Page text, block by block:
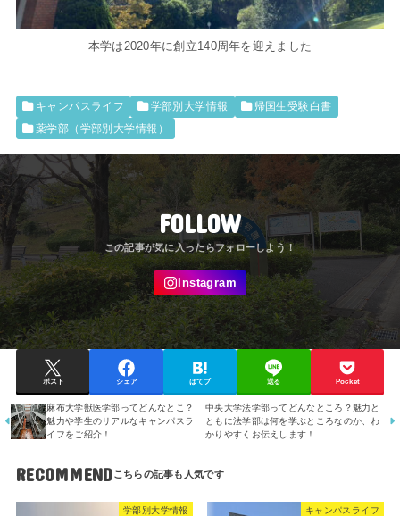
本学は2020年に創立140周年を迎えました
キャンパスライフ 学部別大学情報
帰国生受験白書
薬学部（学部別大学情報）
FOLLOW
ポスト シェア はてブ 送る Pocket
麻布大学獣医学部ってどんなとこ？
魅力や学生のリアルなキャンパスラ
イフをご紹介！
中央大学法学部ってどんなところ？魅力と
ともに法学部は何を学ぶところなのか、わ
かりやすくお伝えします！
RECOMMEND
学部別大学情報 キャンパスライフ